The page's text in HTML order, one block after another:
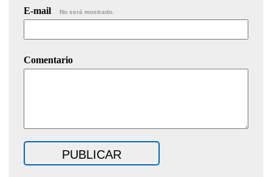
E-mail No será mostrado.
Comentario